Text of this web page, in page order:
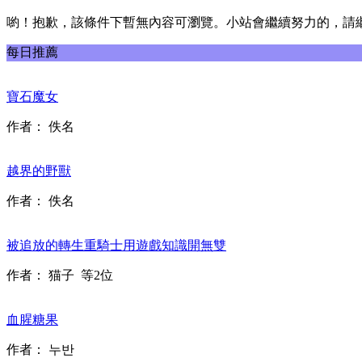
喲！抱歉，該條件下暫無內容可瀏覽。小站會繼續努力的，請
每日推薦
寶石魔女
作者： 佚名
越界的野獸
作者： 佚名
被追放的轉生重騎士用遊戲知識開無雙
作者： 猫子 等2位
血腥糖果
作者： 누반